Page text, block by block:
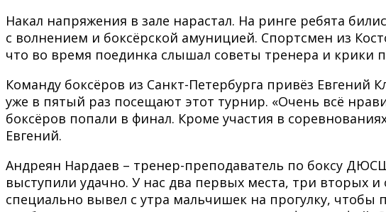
Накал напряжения в зале нарастал. На ринге ребята
с волнением и боксёрской амуницией. Спортсмен из
что во время поединка слышал советы тренера и крики
Команду боксёров из Санкт-Петербурга привёз Евгений
уже в пятый раз посещают этот турнир. «Очень всё
боксёров попали в финал. Кроме участия в
Евгений.
Андреян Нардаев – тренер-преподаватель по боксу
выступили удачно. У нас два первых места, три вторых
специально вывел с утра мальчишек на прогулку, чтобы